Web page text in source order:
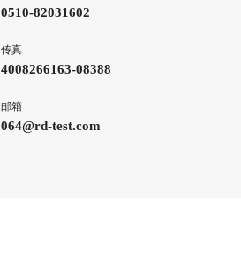
0510-82031602
传真
4008266163-08388
邮箱
064@rd-test.com